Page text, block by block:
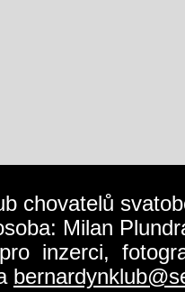
chovatelů
Milan
inzerci,